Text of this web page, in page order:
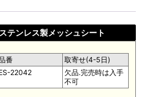
テンレス製メッシュシート
番
取寄せ(4-5日)
22042
欠品.完売時は入手
不可